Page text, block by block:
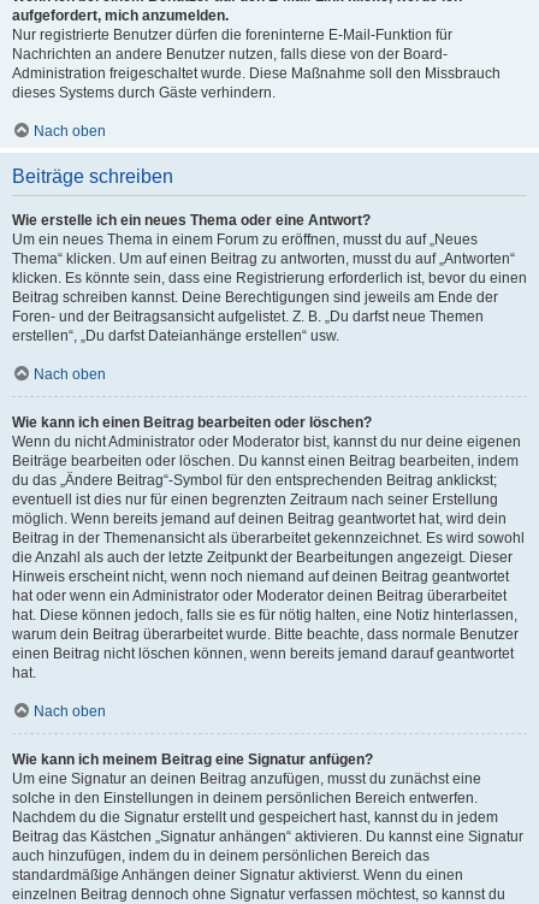
aufgefordert, mich anzumelden.
Nur registrierte Benutzer dürfen die foreninterne E-Mail-Funktion für
Nachrichten an andere Benutzer nutzen, falls diese von der Board-
Administration freigeschaltet wurde. Diese Maßnahme soll den Missbrauch
dieses Systems durch Gäste verhindern.
Nach oben
Beiträge schreiben
Wie erstelle ich ein neues Thema oder eine Antwort?
Um ein neues Thema in einem Forum zu eröffnen, musst du auf „Neues
Thema“ klicken. Um auf einen Beitrag zu antworten, musst du auf „Antworten“
klicken. Es könnte sein, dass eine Registrierung erforderlich ist, bevor du einen
Beitrag schreiben kannst. Deine Berechtigungen sind jeweils am Ende der
Foren- und der Beitragsansicht aufgelistet. Z. B. „Du darfst neue Themen
erstellen“, „Du darfst Dateianhänge erstellen“ usw.
Nach oben
Wie kann ich einen Beitrag bearbeiten oder löschen?
Wenn du nicht Administrator oder Moderator bist, kannst du nur deine eigenen
Beiträge bearbeiten oder löschen. Du kannst einen Beitrag bearbeiten, indem
du das „Ändere Beitrag“-Symbol für den entsprechenden Beitrag anklickst;
eventuell ist dies nur für einen begrenzten Zeitraum nach seiner Erstellung
möglich. Wenn bereits jemand auf deinen Beitrag geantwortet hat, wird dein
Beitrag in der Themenansicht als überarbeitet gekennzeichnet. Es wird sowohl
die Anzahl als auch der letzte Zeitpunkt der Bearbeitungen angezeigt. Dieser
Hinweis erscheint nicht, wenn noch niemand auf deinen Beitrag geantwortet
hat oder wenn ein Administrator oder Moderator deinen Beitrag überarbeitet
hat. Diese können jedoch, falls sie es für nötig halten, eine Notiz hinterlassen,
warum dein Beitrag überarbeitet wurde. Bitte beachte, dass normale Benutzer
einen Beitrag nicht löschen können, wenn bereits jemand darauf geantwortet
hat.
Nach oben
Wie kann ich meinem Beitrag eine Signatur anfügen?
Um eine Signatur an deinen Beitrag anzufügen, musst du zunächst eine
solche in den Einstellungen in deinem persönlichen Bereich entwerfen.
Nachdem du die Signatur erstellt und gespeichert hast, kannst du in jedem
Beitrag das Kästchen „Signatur anhängen“ aktivieren. Du kannst eine Signatur
auch hinzufügen, indem du in deinem persönlichen Bereich das
standardmäßige Anhängen deiner Signatur aktivierst. Wenn du einen
einzelnen Beitrag dennoch ohne Signatur verfassen möchtest, so kannst du